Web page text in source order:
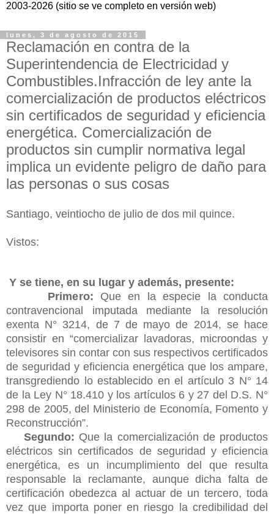
2003-2026 (sitio se ve completo en versión web)
lunes, 3 de agosto de 2015
Reclamación en contra de la
Superintendencia de Electricidad y
Combustibles.Infracción de ley ante la
comercialización de productos eléctricos
sin certificados de seguridad y eficiencia
energética. Comercialización de
productos sin cumplir normativa legal
implica un evidente peligro de daño para
las personas o sus cosas
Santiago, veintiocho de julio de dos mil quince.
Vistos:
Y se tiene, en su lugar y además, presente:
Primero: Que en la especie la conducta
contravencional imputada mediante la resolución
exenta N° 3214, de 7 de mayo de 2014, se hace
consistir en “comercializar lavadoras, microondas y
televisores sin contar con sus respectivos certificados
de seguridad y eficiencia energética que los ampare,
transgrediendo lo establecido en el artículo 3 N° 14
de la Ley N° 18.410 y los artículos 6 y 27 del D.S. N°
298 de 2005, del Ministerio de Economía, Fomento y
Reconstrucción”.
Segundo: Que la comercialización de productos
eléctricos sin certificados de seguridad y eficiencia
energética, es un incumplimiento del que resulta
responsable la reclamante, aunque dicha falta de
certificación obedezca al actuar de un tercero, toda
vez que importa poner en riesgo la credibilidad del